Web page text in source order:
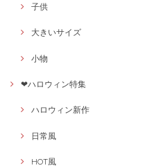
子供
大きいサイズ
小物
❤ハロウィン特集
ハロウィン新作
日常風
HOT風